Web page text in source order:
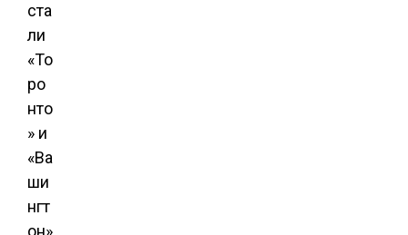
ста
ли
«То
ро
нто
» и
«Ва
ши
нгт
он»